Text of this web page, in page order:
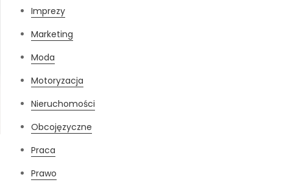
Imprezy
Marketing
Moda
Motoryzacja
Nieruchomości
Obcojęzyczne
Praca
Prawo